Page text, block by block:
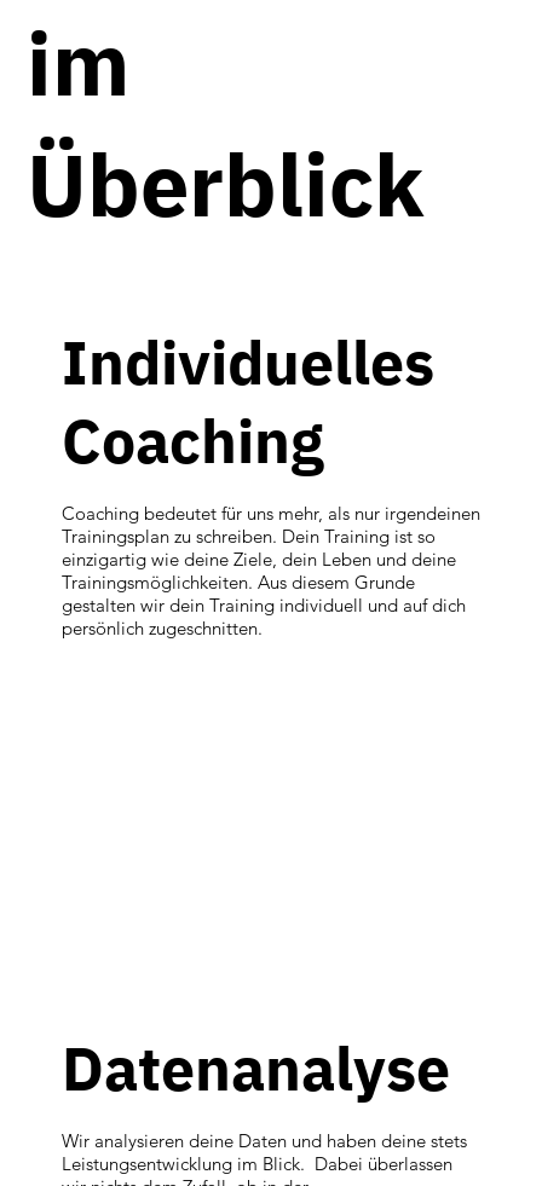
im
Überblick
Individuelles
Coaching
Coaching bedeutet für uns mehr, als nur irgendeinen
Trainingsplan zu schreiben. Dein Training ist so
einzigartig wie deine Ziele, dein Leben und deine
Trainingsmöglichkeiten. Aus diesem Grunde
gestalten wir dein Training individuell und auf dich
persönlich zugeschnitten.
Datenanalyse
Wir analysieren deine Daten und haben deine stets
Leistungsentwicklung im Blick. Dabei überlassen